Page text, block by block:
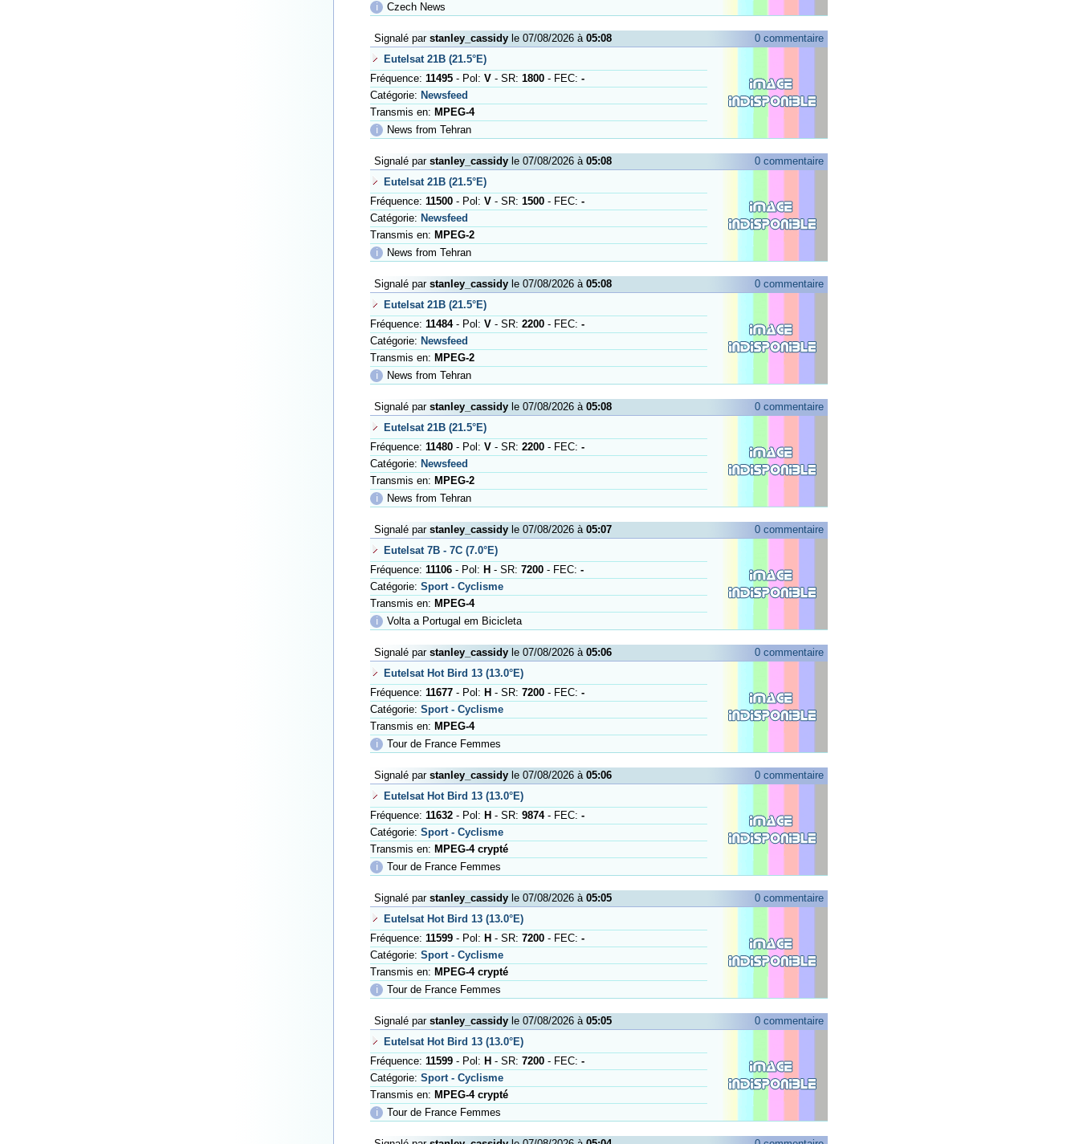
ℹ
Czech News
Signalé par stanley_cassidy le 07/08/2026 à 05:08
0 commentaire
Eutelsat 21B (21.5°E)
Fréquence: 11495 - Pol: V - SR: 1800 - FEC: -
Catégorie: Newsfeed
Transmis en: MPEG-4
ℹ
News from Tehran
Signalé par stanley_cassidy le 07/08/2026 à 05:08
0 commentaire
Eutelsat 21B (21.5°E)
Fréquence: 11500 - Pol: V - SR: 1500 - FEC: -
Catégorie: Newsfeed
Transmis en: MPEG-2
ℹ
News from Tehran
Signalé par stanley_cassidy le 07/08/2026 à 05:08
0 commentaire
Eutelsat 21B (21.5°E)
Fréquence: 11484- Pol: V - SR: 2200 - FEC: -
Catégorie: Newsfeed
Transmis en: MPEG-2
ℹ
News from Tehran
Signalé par stanley_cassidy le 07/08/2026 à 05:08
0 commentaire
Eutelsat 21B (21.5°E)
Fréquence: 11480 - Pol: V - SR: 2200 - FEC: -
Catégorie: Newsfeed
Transmis en: MPEG-2
ℹ
News from Tehran
Signalé par stanley_cassidy le 07/08/2026 à 05:07
0 commentaire
Eutelsat 7B - 7C (7.0°E)
Fréquence: 11106 - Pol: H - SR: 7200 - FEC: -
Catégorie: Sport - Cyclisme
Transmis en: MPEG-4
ℹ
Volta a Portugal em Bicicleta
Signalé par stanley_cassidy le 07/08/2026 à 05:06
0 commentaire
Eutelsat Hot Bird 13 (13.0°E)
Fréquence: 11677 - Pol: H - SR: 7200 - FEC: -
Catégorie: Sport - Cyclisme
Transmis en: MPEG-4
ℹ
Tour de France Femmes
Signalé par stanley_cassidy le 07/08/2026 à 05:06
0 commentaire
Eutelsat Hot Bird 13 (13.0°E)
Fréquence: 11632 - Pol: H - SR: 9874- FEC: -
Catégorie: Sport - Cyclisme
Transmis en: MPEG-4 crypté
ℹ
Tour de France Femmes
Signalé par stanley_cassidy le 07/08/2026 à 05:05
0 commentaire
Eutelsat Hot Bird 13 (13.0°E)
Fréquence: 11599 - Pol: H - SR: 7200 - FEC: -
Catégorie: Sport - Cyclisme
Transmis en: MPEG-4 crypté
ℹ
Tour de France Femmes
Signalé par stanley_cassidy le 07/08/2026 à 05:05
0 commentaire
Eutelsat Hot Bird 13 (13.0°E)
Fréquence: 11599 - Pol: H - SR: 7200 - FEC: -
Catégorie: Sport - Cyclisme
Transmis en: MPEG-4 crypté
ℹ
Tour de France Femmes